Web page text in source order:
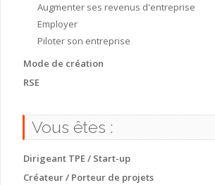
Augmenter ses revenus d'entreprise
Employer
Piloter son entreprise
Mode de création
RSE
Vous êtes :
Dirigeant TPE / Start-up
Créateur / Porteur de projets